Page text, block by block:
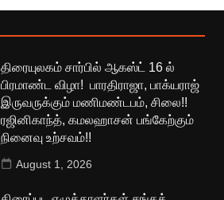
திரையுலகம் சார்பில் ஆகஸ்ட் 16 ல்
பிரமாண்ட விழா! பாரதிராஜா, பாக்யராஜ்
இருவருக்கும் மணிமண்டபம், சிலை!!
ரஜினிகாந்த், கமலஹாசன் பங்கேற்கும்
நினைவு உற்சவம்!!
August 1, 2026